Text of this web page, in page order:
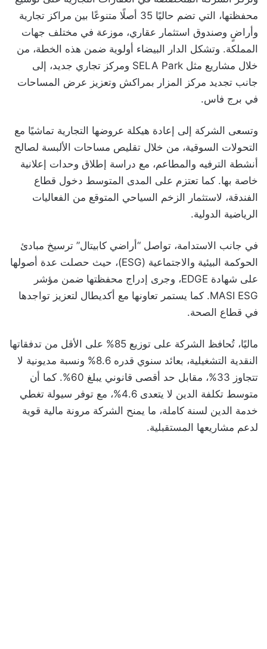
محفظتها، التي تضم حاليًا 35 أصلًا متنوعًا بين مراكز تجارية
وأراضٍ وصندوق استثمار عقاري، موزعة في مختلف جهات
المملكة. وتشكل الدار البيضاء أولوية ضمن هذه الخطة، من
خلال مشاريع مثل SELA Park ومركز تجاري جديد، إلى
جانب تجديد مركز المزار بمراكش وتعزيز عرض المساحات
في برج فاس.
وتسعى الشركة إلى إعادة هيكلة عروضها التجارية تماشيًا مع
التحولات السوقية، من خلال تقليص مساحات الألبسة لصالح
أنشطة الترفيه والمطاعم، مع دراسة إطلاق وحدات إعلانية
خاصة بها. كما تعتزم على المدى المتوسط دخول قطاع
الفندقة، لاستثمار الزخم السياحي المتوقع من الفعاليات
الرياضية الدولية.
في جانب الاستدامة، تواصل “أراضي كابيتال” ترسيخ مبادئ
الحوكمة البيئية والاجتماعية (ESG)، حيث حصلت عدة أصولها
على شهادة EDGE، وجرى إدراج محفظتها ضمن مؤشر
MASI ESG. كما يستمر تعاونها مع أكديطال لتعزيز تواجدها
في قطاع الصحة.
ماليًا، تُحافظ الشركة على توزيع 85% على الأقل من تدفقاتها
النقدية التشغيلية، بعائد سنوي قدره 8.6% ونسبة مديونية لا
تتجاوز 33%، مقابل حد أقصى قانوني يبلغ 60%. كما أن
متوسط تكلفة الدين لا يتعدى 4.6%، مع توفر سيولة تغطي
خدمة الدين لسنة كاملة، ما يمنح الشركة مرونة مالية قوية
لدعم مشاريعها المستقبلية.